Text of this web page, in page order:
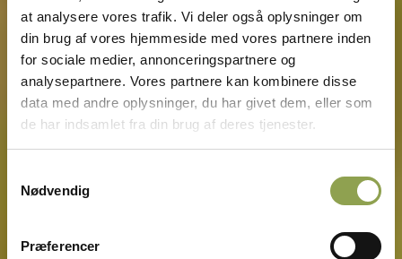
at analysere vores trafik. Vi deler også oplysninger om
din brug af vores hjemmeside med vores partnere inden
for sociale medier, annonceringspartnere og
analysepartnere. Vores partnere kan kombinere disse
data med andre oplysninger, du har givet dem, eller som
de har indsamlet fra din brug af deres tjenester.
Nødvendig
Præferencer